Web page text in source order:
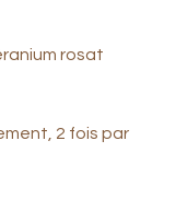
rosat
2 fois par